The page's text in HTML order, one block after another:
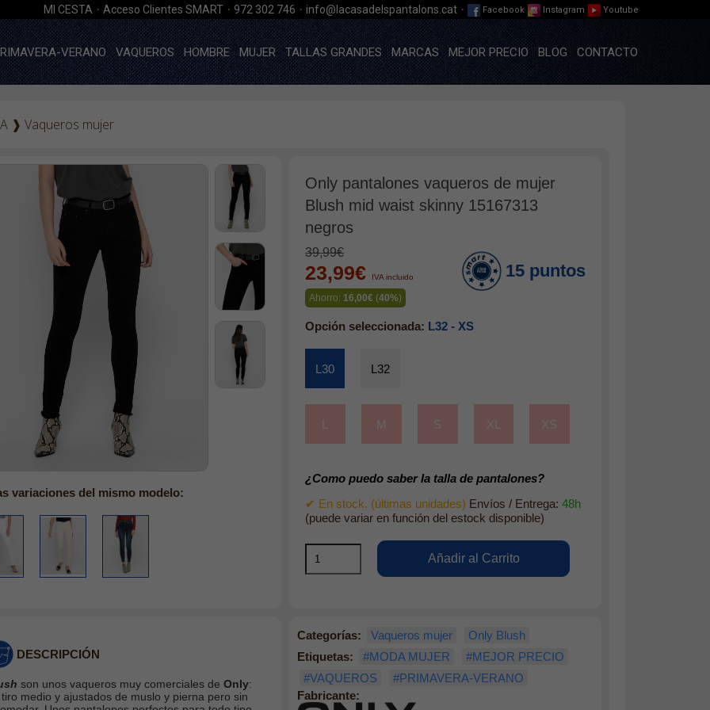
MI CESTA · Acceso Clientes SMART · 972 302 746 · info@lacasadelspantalons.cat · Facebook Instagram Youtube
VERANO VAQUEROS HOMBRE MUJER TALLAS GRANDES MARCAS MEJOR PRECIO BLOG CONTACTO
❱ Vaqueros mujer
variaciones del mismo modelo:
Only pantalones vaqueros de mujer
Blush mid waist skinny 15167313
negros
39,99€
23,99€ IVA incluido
Ahorro: 16,00€ (40%)
15 puntos
Opción seleccionada: L32 - XS
L30 L32
M S XL XS
¿Como puedo saber la talla de pantalones?
✔ En stock. (últimas unidades) Envíos / Entrega:48h
(puede variar en función del estock disponible)
DESCRIPCIÓN
son unos vaqueros muy comerciales de Only:
medio y ajustados de muslo y pierna pero sin
Categorías: Vaqueros mujer
Only Blush
Etiquetas:
#MODA MUJER
#MEJOR PRECIO
#VAQUEROS
#PRIMAVERA-VERANO
Fabricante: